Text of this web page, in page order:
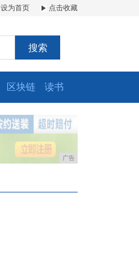
设为首页 点击收藏
搜索
区块链 读书
广告